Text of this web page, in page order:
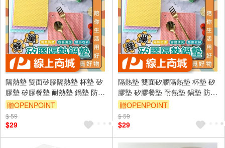
隔熱墊 雙面矽膠隔熱墊 杯墊 矽
膠墊 矽膠餐墊 耐熱墊 鍋墊 防熱
墊 隔熱餐墊【Ho覓好物】隔熱
鍋墊 JP3748
贈OPENPOINT
$ 59
$29
隔熱墊 雙面矽膠隔熱墊 杯墊 矽
膠墊 矽膠餐墊 耐熱墊 鍋墊 防熱
墊 隔熱餐墊【Ho覓好物】隔熱
鍋墊 JP3748
贈OPENPOINT
$ 59
$29